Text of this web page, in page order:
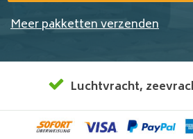
Meer pakketten verzenden
Luchtvracht,